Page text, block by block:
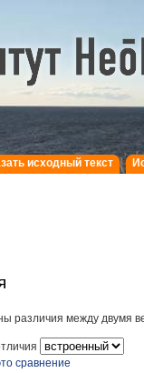
исходный текст
различия между двумя
сравнение